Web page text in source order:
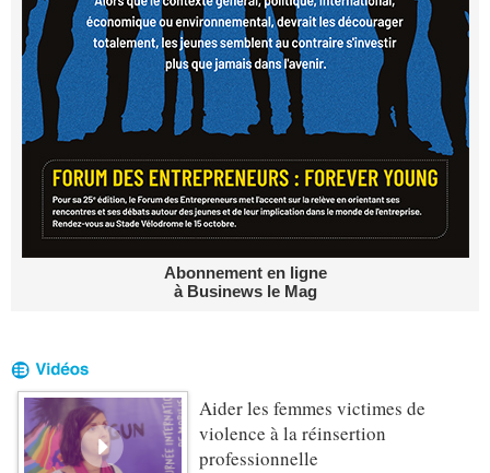
Abonnement en ligne
à Businews le Mag
Aider les femmes victimes de
violence à la réinsertion
professionnelle